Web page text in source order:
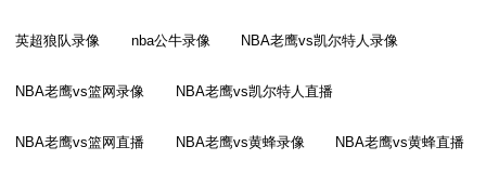
英超狼队录像 nba公牛录像 NBA老鹰vs凯尔特人录像
NBA老鹰vs篮网录像 NBA老鹰vs凯尔特人直播
NBA老鹰vs篮网直播 NBA老鹰vs黄蜂录像 NBA老鹰vs黄蜂直播